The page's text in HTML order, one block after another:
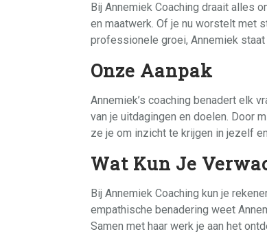
Bij Annemiek Coaching draait alles
en maatwerk. Of je nu worstelt met
professionele groei, Annemiek
Onze Aanpak
Annemiek’s coaching benadert elk
van je uitdagingen en doelen. Door
ze je om inzicht te krijgen in jezelf
Wat Kun Je
Bij Annemiek Coaching kun je
empathische benadering weet
Samen met haar werk je aan het